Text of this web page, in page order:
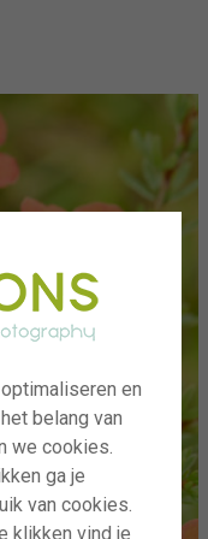
en
belang van
we cookies.
ga je
van cookies.
klikken vind je